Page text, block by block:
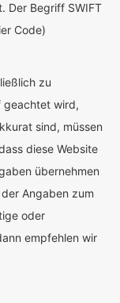
Der Begriff SWIFT
Code)
zu
geachtet wird,
sind, müssen
diese Website
übernehmen
Angaben zum
oder
empfehlen wir